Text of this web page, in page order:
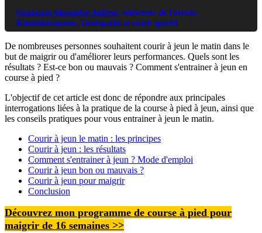
Contactez Alexandre Auffret, rédacteur de l'article,
Kinésithérapeute, Ostéopathe et coach sportif
De nombreuses personnes souhaitent courir à jeun le matin dans le
but de maigrir ou d'améliorer leurs performances. Quels sont les
résultats ? Est-ce bon ou mauvais ? Comment s'entrainer à jeun en
course à pied ?
L'objectif de cet article est donc de répondre aux principales
interrogations liées à la pratique de la course à pied à jeun, ainsi que
les conseils pratiques pour vous entrainer à jeun le matin.
Courir à jeun le matin : les principes
Courir à jeun : les résultats
Comment s'entrainer à jeun ? Mode d'emploi
Courir à jeun bon ou mauvais ?
Courir à jeun pour maigrir
Conclusion
Découvrez mon programme de course à pied pour
maigrir de 16 semaines >>